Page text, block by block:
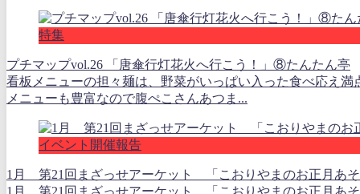
特集
プチマップvol.26 「唐傘行灯花火へ行こう！」⑧たんたん亭
看板メニューの担々麺は、野菜がいっぱい入った食べ応え
メニューも豊富なので腹ぺこさんあつま...
イベント開催報告
1月 第21回まざっせアーケット 「こおりやまのお正月あ
1月 第21回まざっせアーケット 「こおりやまのお正月あ